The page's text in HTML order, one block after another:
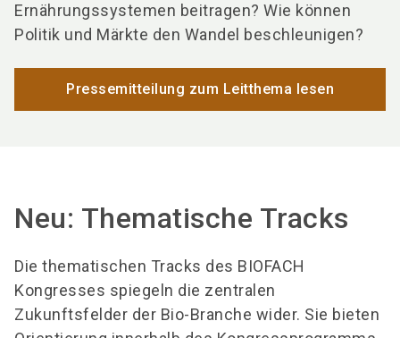
Ernährungssystemen beitragen? Wie können
Politik und Märkte den Wandel beschleunigen?
Pressemitteilung zum Leitthema lesen
Neu: Thematische Tracks
Die thematischen Tracks des BIOFACH
Kongresses spiegeln die zentralen
Zukunftsfelder der Bio-Branche wider. Sie bieten